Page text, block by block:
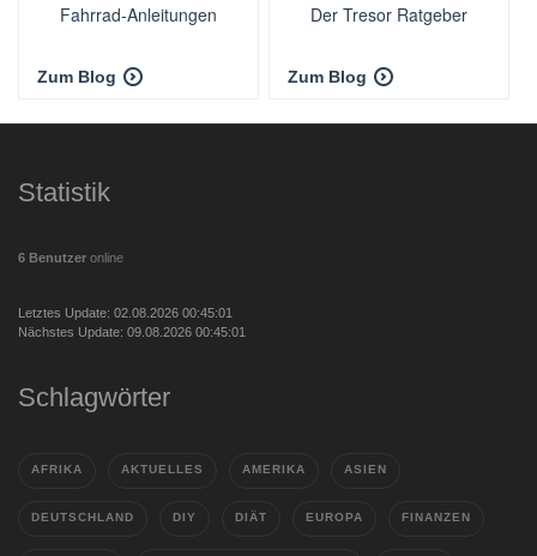
Fahrrad-Anleitungen
Zum Blog
Der Tresor Ratgeber
Zum Blog
Statistik
6 Benutzer online
Letztes Update: 02.08.2026 00:45:01
Nächstes Update: 09.08.2026 00:45:01
Schlagwörter
AFRIKA AKTUELLES AMERIKA ASIEN
DEUTSCHLAND DIY DIÄT EUROPA FINANZEN